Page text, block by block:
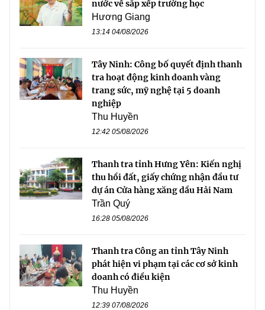
nước về sắp xếp trường học
Hương Giang
13:14 04/08/2026
Tây Ninh: Công bố quyết định thanh
tra hoạt động kinh doanh vàng
trang sức, mỹ nghệ tại 5 doanh
nghiệp
Thu Huyền
12:42 05/08/2026
Thanh tra tỉnh Hưng Yên: Kiến nghị
thu hồi đất, giấy chứng nhận đầu tư
dự án Cửa hàng xăng dầu Hải Nam
Trần Quý
16:28 05/08/2026
Thanh tra Công an tỉnh Tây Ninh
phát hiện vi phạm tại các cơ sở kinh
doanh có điều kiện
Thu Huyền
12:39 07/08/2026